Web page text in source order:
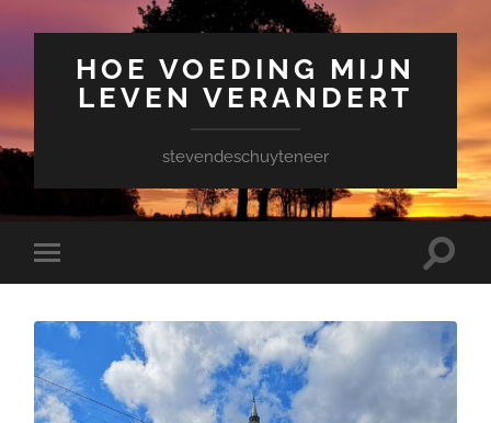
HOE VOEDING MIJN
LEVEN VERANDERT
stevendeschuyteneer
Toggle
mobiel
Toggle